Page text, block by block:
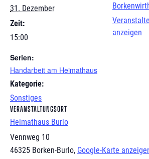
31. Dezember
Zeit:
15:00
Serien:
Handarbeit am Heimathaus
Kategorie:
Sonstiges
VERANSTALTUNGSORT
Heimathaus Burlo
Vennweg 10
46325 Borken-Burlo, Google-Karte
anzeigen